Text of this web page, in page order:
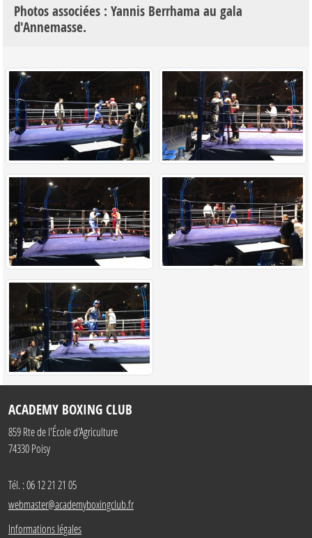
Photos associées : Yannis Berrhama au gala
d'Annemasse.
ACADEMY BOXING CLUB
859 Rte de l'École d'Agriculture
74330Poisy
Tél. :06 12 21 21 05
webmaster@academyboxingclub.fr
Informations légales